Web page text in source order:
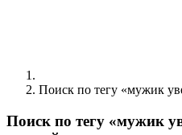
Поиск по тегу «мужик
Поиск по тегу «мужик